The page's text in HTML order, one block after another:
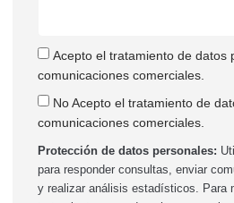
Acepto el tratamiento de datos
comunicaciones comerciales.
No Acepto el tratamiento de
comunicaciones comerciales.
Protección de datos personales:
para responder consultas, enviar
y realizar análisis estadísticos. Para